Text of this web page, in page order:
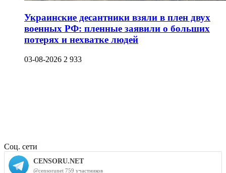
Украинские десантники взяли в плен двух
военных РФ: пленные заявили о больших
потерях и нехватке людей
03-08-2026 2 933
Соц. сети